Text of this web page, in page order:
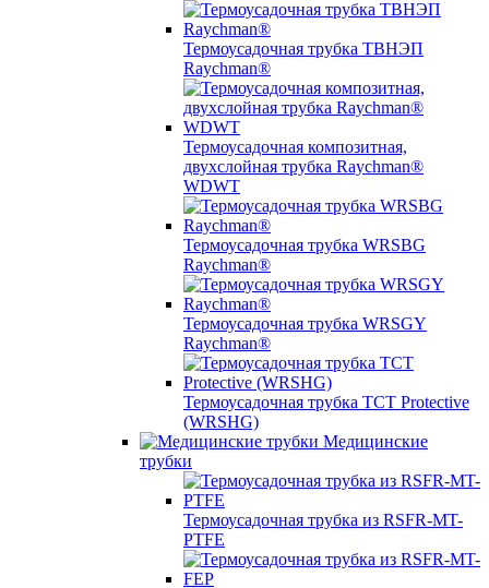
Термоусадочная трубка ТВНЭП
Raychman®
Термоусадочная композитная,
двухслойная трубка Raychman®
WDWT
Термоусадочная трубка WRSBG
Raychman®
Термоусадочная трубка WRSGY
Raychman®
Термоусадочная трубка TCT Protective
(WRSHG)
Медицинские
трубки
Термоусадочная трубка из RSFR-MT-
PTFE